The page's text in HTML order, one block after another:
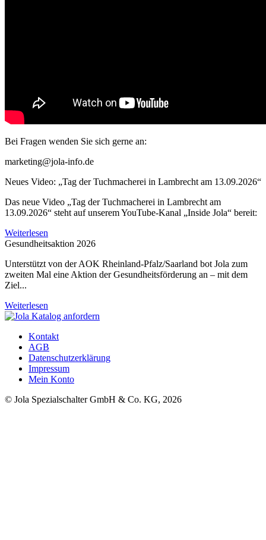
Bei Fragen wenden Sie sich gerne an:
marketing@jola-info.de
Neues Video: „Tag der Tuchmacherei in Lambrecht am 13.09.2026“
Das neue Video „Tag der Tuchmacherei in Lambrecht am
13.09.2026“ steht auf unserem YouTube-Kanal „Inside Jola“ bereit:
Weiterlesen
Gesundheitsaktion 2026
Unterstützt von der AOK Rheinland-Pfalz/Saarland bot Jola zum
zweiten Mal eine Aktion der Gesundheitsförderung an – mit dem
Ziel...
Weiterlesen
Kontakt
AGB
Datenschutzerklärung
Impressum
Mein Konto
© Jola Spezialschalter GmbH & Co. KG, 2026